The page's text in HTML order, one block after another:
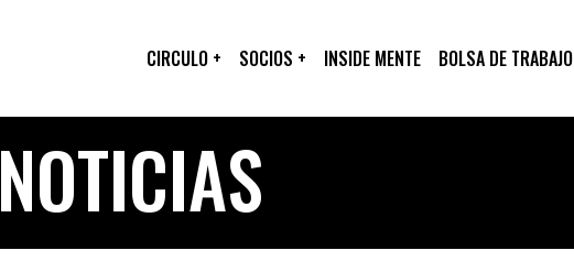
CIRCULO + SOCIOS + INSIDE MENTE BOLSA DE TRABAJO
NOTICIAS